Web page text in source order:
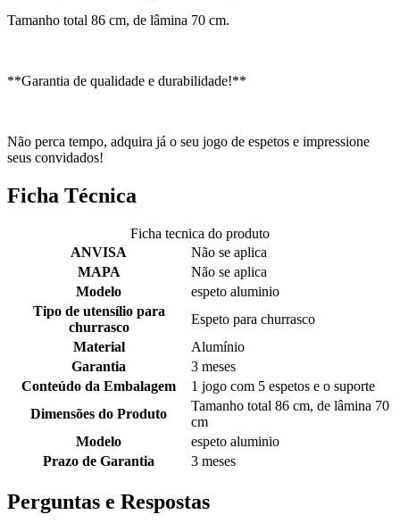
Tamanho total 86 cm, de lâmina 70 cm.
**Garantia de qualidade e durabilidade!**
Não perca tempo, adquira já o seu jogo de espetos e impressione
seus convidados!
Ficha Técnica
Ficha tecnica do produto
ANVISA
Não se aplica
MAPA
Não se aplica
Modelo
espeto aluminio
Tipo de utensílio para
churrasco
Espeto para churrasco
Material
Alumínio
Garantia
3 meses
Conteúdo da Embalagem
1 jogo com 5 espetos e o suporte
Dimensões do Produto
Tamanho total 86 cm, de lâmina 70
cm
Modelo
espeto aluminio
Prazo de Garantia
3 meses
Perguntas e Respostas